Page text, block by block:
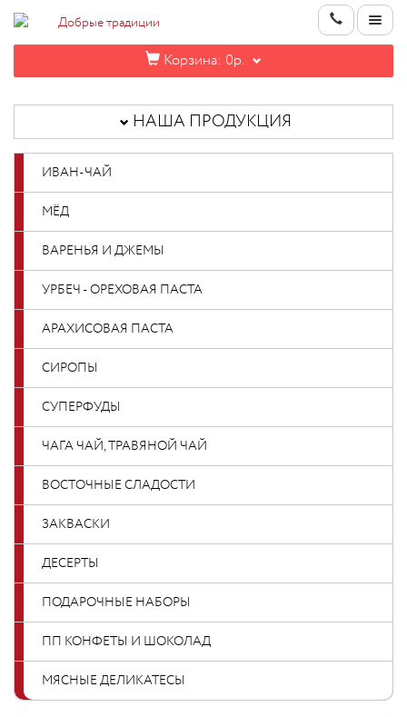
Корзина: 0р.
ИНФОРМАЦИЯ
КОНТАКТЫ
НОВИНКИ
ОПТОВИКАМ
НАША ПРОДУКЦИЯ
ИВАН-ЧАЙ
МЁД
ВАРЕНЬЯ И ДЖЕМЫ
УРБЕЧ - ОРЕХОВАЯ ПАСТА
АРАХИСОВАЯ ПАСТА
СИРОПЫ
СУПЕРФУДЫ
ЧАГА ЧАЙ, ТРАВЯНОЙ ЧАЙ
ВОСТОЧНЫЕ СЛАДОСТИ
ЗАКВАСКИ
ДЕСЕРТЫ
ПОДАРОЧНЫЕ НАБОРЫ
ПП КОНФЕТЫ И ШОКОЛАД
МЯСНЫЕ ДЕЛИКАТЕСЫ